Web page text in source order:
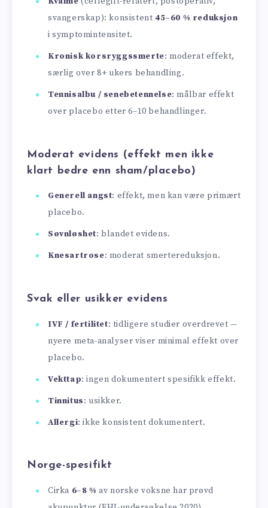
svangerskap): konsistent 45–60 % reduksjon
i symptomintensitet.
Kronisk korsryggssmerte: moderat effekt,
særlig over 8+ ukers behandling.
Tennisalbu / sene­betennelse: målbar effekt
over placebo etter 6–10 behandlinger.
Moderat evidens (effekt men ikke
klart bedre enn sham/placebo)
Generell angst: effekt, men kan være primært
placebo.
Søvnløshet: blandet evidens.
Knesartrose: moderat smertereduksjon.
Svak eller usikker evidens
IVF / fertilitet: tidligere studier overdrevet —
nyere meta-analyser viser minimal effekt over
placebo.
Vekttap: ingen dokumentert spesifikk effekt.
Tinnitus: usikker.
Allergi: ikke konsistent dokumentert.
Norge-spesifikt
Cirka 6–8 % av norske voksne har prøvd